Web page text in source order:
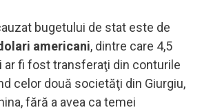
bugetului de stat este de
americani, dintre care 4,5
ar fi fost transferaţi din conturile
celor două societăţi din Giurgiu,
fără a avea ca temei